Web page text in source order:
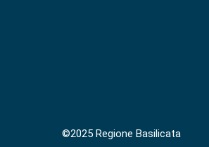
©2025 Regione Basilicata